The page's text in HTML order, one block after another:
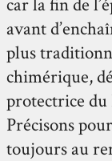
car la fin de
avant
plus
chimérique,
protectrice du
Précisons
toujours au